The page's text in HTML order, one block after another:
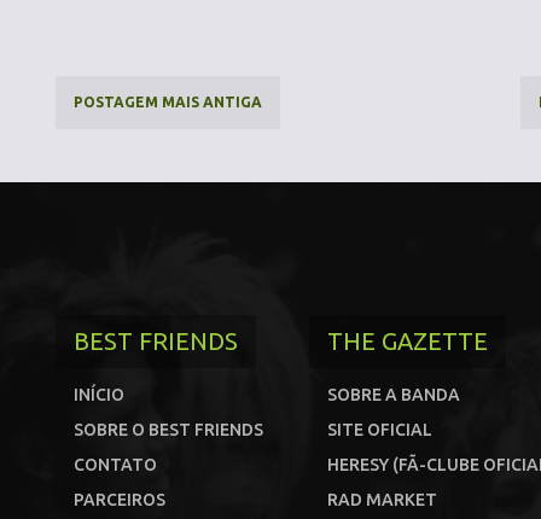
POSTAGEM MAIS ANTIGA
BEST FRIENDS
INÍCIO
SOBRE O BEST FRIENDS
CONTATO
PARCEIROS
THE GAZETTE
SOBRE A BANDA
SITE OFICIAL
HERESY (FÃ-CLUBE
RAD MARKET